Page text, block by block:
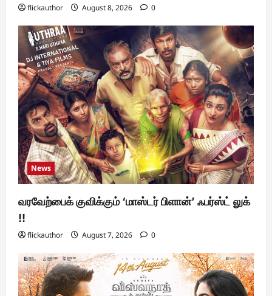
flickauthor August 8, 2026 0
News
வரவேற்பைக் குவிக்கும் ‘மாஸ்டர் பிளான்’ ஃபர்ஸ்ட் லுக்
!!
flickauthor August 7, 2026 0